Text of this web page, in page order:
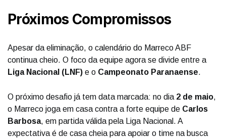
Próximos Compromissos
Apesar da eliminação, o calendário do Marreco ABF
continua cheio. O foco da equipe agora se divide entre a
Liga Nacional (LNF) e o Campeonato Paranaense.
O próximo desafio já tem data marcada: no dia 2 de maio,
o Marreco joga em casa contra a forte equipe de Carlos
Barbosa, em partida válida pela Liga Nacional. A
expectativa é de casa cheia para apoiar o time na busca